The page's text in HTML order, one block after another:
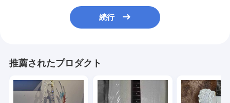
続行
推薦されたプロダクト